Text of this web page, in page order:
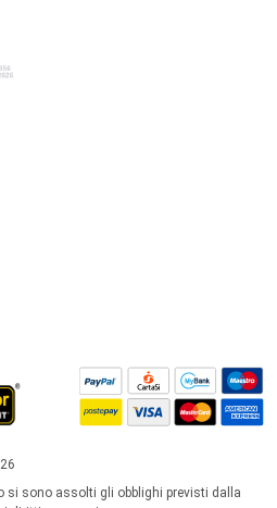
si sono assolti gli obblighi previsti dalla